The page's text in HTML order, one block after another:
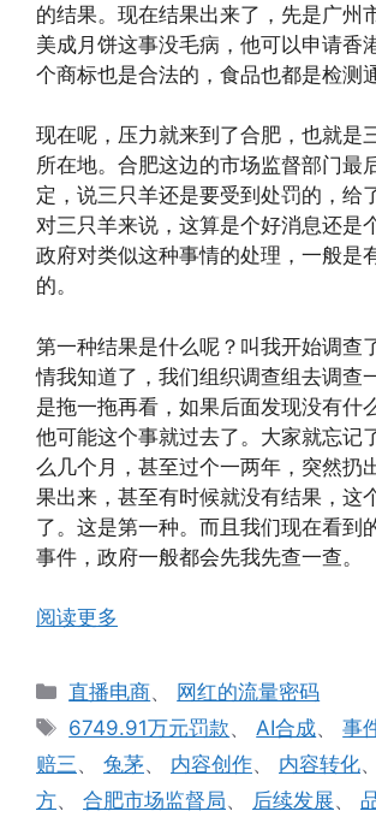
的结果。现在结果出来了，先是广州
美成月饼这事没毛病，他可以申请香
个商标也是合法的，食品也都是检测
现在呢，压力就来到了合肥，也就是
所在地。合肥这边的市场监督部门最
定，说三只羊还是要受到处罚的，给
对三只羊来说，这算是个好消息还是
政府对类似这种事情的处理，一般是
的。
第一种结果是什么呢？叫我开始调查
情我知道了，我们组织调查组去调查
是拖一拖再看，如果后面发现没有什
他可能这个事就过去了。大家就忘记
么几个月，甚至过个一两年，突然扔
果出来，甚至有时候就没有结果，这
了。这是第一种。而且我们现在看到
事件，政府一般都会先我先查一查。
阅读更多
分
类
直播电商、 网红的流量密码
标
签
6749.91万元罚款、AI合成、事
赔三、 兔茅、 内容创作、 内容转化、
方、 合肥市场监督局、 后续发展、